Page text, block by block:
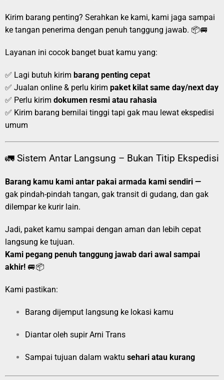
Kirim barang penting? Serahkan ke kami, kami jaga sampai
ke tangan penerima dengan penuh tanggung jawab. 📦🚐
Layanan ini cocok banget buat kamu yang:
✅ Lagi butuh kirim barang penting cepat
✅ Jualan online & perlu kirim paket kilat same day/next day
✅ Perlu kirim dokumen resmi atau rahasia
✅ Kirim barang bernilai tinggi tapi gak mau lewat ekspedisi
umum
🚛 Sistem Antar Langsung – Bukan Titip Ekspedisi
Barang kamu kami antar pakai armada kami sendiri —
gak pindah-pindah tangan, gak transit di gudang, dan gak
dilempar ke kurir lain.
Jadi, paket kamu sampai dengan aman dan lebih cepat
langsung ke tujuan.
Kami pegang penuh tanggung jawab dari awal sampai
akhir! 🚐📦
Kami pastikan:
Barang dijemput langsung ke lokasi kamu
Diantar oleh supir Arni Trans
Sampai tujuan dalam waktu sehari atau kurang